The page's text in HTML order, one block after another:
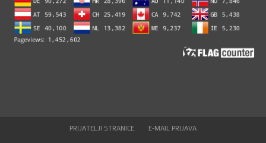
PRIJATELJI STRANICE E-MAIL PRIJAVA